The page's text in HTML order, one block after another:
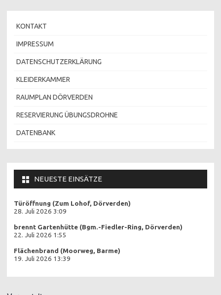
KONTAKT
IMPRESSUM
DATENSCHUTZERKLÄRUNG
KLEIDERKAMMER
RAUMPLAN DÖRVERDEN
RESERVIERUNG ÜBUNGSDROHNE
DATENBANK
NEUESTE EINSÄTZE
Türöffnung (Zum Lohof, Dörverden)
28. Juli 2026 3:09
brennt Gartenhütte (Bgm.-Fiedler-Ring, Dörverden)
22. Juli 2026 1:55
Flächenbrand (Moorweg, Barme)
19. Juli 2026 13:39